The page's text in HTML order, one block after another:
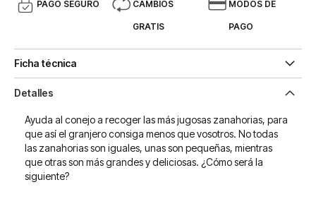
PAGO SEGURO CAMBIOS
GRATIS
MODOS DE
PAGO
Ficha técnica
Detalles
Ayuda al conejo a recoger las más jugosas zanahorias, para
que así el granjero consiga menos que vosotros. No todas
las zanahorias son iguales, unas son pequeñas, mientras
que otras son más grandes y deliciosas. ¿Cómo será la
siguiente?